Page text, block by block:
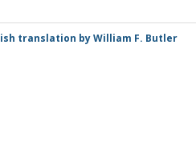
translation by William F. Butler